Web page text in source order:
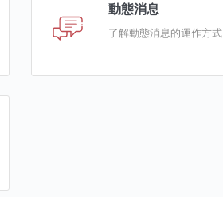
動態消息
了解動態消息的運作方式